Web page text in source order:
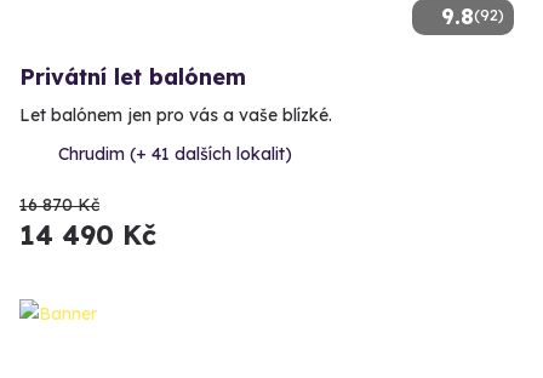
9.8(92)
Privátní let balónem
Let balónem jen pro vás a vaše blízké.
Chrudim (+ 41 dalších lokalit)
16 870 Kč
14 490 Kč